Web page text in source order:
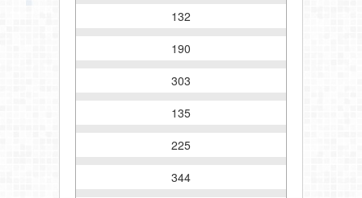
132
190
303
135
225
344